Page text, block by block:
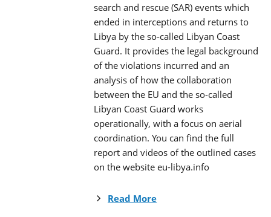
search and rescue (SAR) events which
ended in interceptions and returns to
Libya by the so-called Libyan Coast
Guard. It provides the legal background
of the violations incurred and an
analysis of how the collaboration
between the EU and the so-called
Libyan Coast Guard works
operationally, with a focus on aerial
coordination. You can find the full
report and videos of the outlined cases
on the website eu-libya.info
Read More